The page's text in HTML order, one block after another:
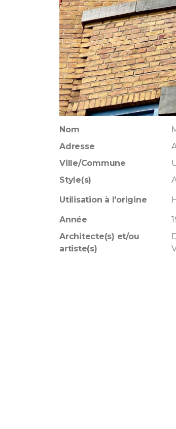
Nom
Adresse
Ville/Commune
Style(s)
Utilisation à l'origine
Année
Architecte(s) et/ou
artiste(s)